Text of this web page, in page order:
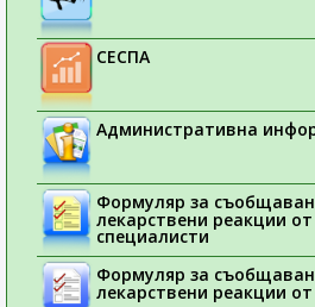
СЕСПА
Административна
Формуляр за
лекарствени реакции
специалисти
Формуляр за
лекарствени реакции